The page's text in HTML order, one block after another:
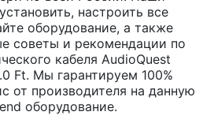
настроить все
оборудование, а также
советы и рекомендации по
кабеля AudioQuest
Ft. Мы гарантируем 100%
от производителя на данную
оборудование.